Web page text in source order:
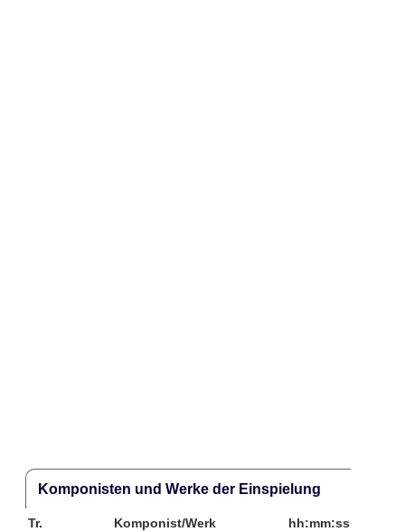
Komponisten und Werke der Einspielung
Tr. Komponist/Werk
hh:mm:ss